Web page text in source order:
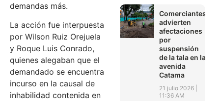
demandas más.
La acción fue interpuesta
por Wilson Ruiz Orejuela
y Roque Luis Conrado,
quienes alegaban que el
demandado se encuentra
incurso en la causal de
inhabilidad contenida en
Comerciantes
advierten
afectaciones
por
suspensión
de la tala en la
avenida
Catama
21 julio 2026
11:36 AM